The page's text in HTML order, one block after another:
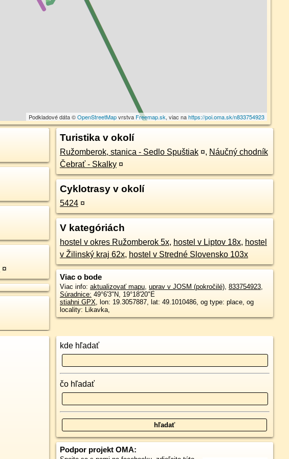
Podkladové dáta ©OpenStreetMapvrstva Freemap.sk, viac nahttps://poi.oma.sk/n833754923
¤
Turistika v okolí
Ružomberok, stanica - Sedlo Spuštiak ¤, Náučný chodník
Čebrať - Skalky ¤
Cyklotrasy v okolí
5424 ¤
V kategóriách
hostel v okres Ružomberok 5x, hostel v Liptov 18x, hostel
v Žilinský kraj 62x, hostel v Stredné Slovensko 103x
Viac o bode
Viac info: aktualizovať mapu, uprav v JOSM (pokročilé), 833754923,
Súradnice: 49°6'3"N, 19°18'20"E
stiahni GPX, lon: 19.3057887, lat: 49.1010486, og type: place, og
locality: Likavka,
kde hľadať
čo hľadať
Podpor projekt OMA: